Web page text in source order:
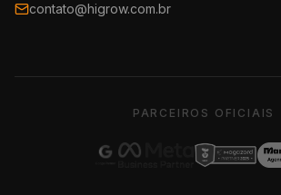
contato@higrow.com.br
PARCEIROS OFICIAIS